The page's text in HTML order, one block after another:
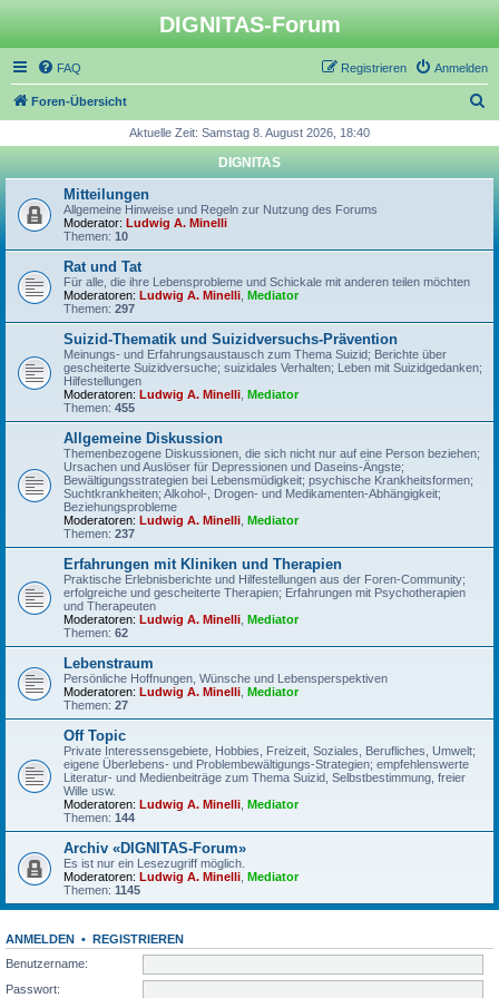
DIGNITAS-Forum
FAQ Anmelden
Registrieren
Foren-Übersicht
h
Aktuelle Zeit: Samstag 8. August 2026, 18:40
DIGNITAS
Mitteilungen
Allgemeine Hinweise und Regeln zur Nutzung des Forums
Moderator: Ludwig A. Minelli
Themen: 10
Rat und Tat
Für alle, die ihre Lebensprobleme und Schickale mit anderen teilen möchten
Moderatoren: Ludwig A. Minelli Mediator
Themen: 297
Suizid-Thematik und Suizidversuchs-Prävention
Meinungs- und Erfahrungsaustausch zum Thema Suizid; Berichte über
gescheiterte Suizidversuche; suizidales Verhalten; Leben mit Suizidgedanken;
Hilfestellungen
Moderatoren: Ludwig A. Minelli Mediator
Themen: 455
Allgemeine Diskussion
Themenbezogene Diskussionen, die sich nicht nur auf eine Person beziehen;
Ursachen und Auslöser für Depressionen und Daseins-Ängste;
Bewältigungsstrategien bei Lebensmüdigkeit; psychische Krankheitsformen;
Suchtkrankheiten; Alkohol-, Drogen- und Medikamenten-Abhängigkeit;
Beziehungsprobleme
Moderatoren: Ludwig A. Minelli Mediator
Themen: 237
Erfahrungen mit Kliniken und Therapien
Praktische Erlebnisberichte und Hilfestellungen aus der Foren-Community;
erfolgreiche und gescheiterte Therapien; Erfahrungen mit Psychotherapien
und Therapeuten
Moderatoren: Ludwig A. Minelli Mediator
Themen: 62
Lebenstraum
Persönliche Hoffnungen, Wünsche und Lebensperspektiven
Moderatoren: Ludwig A. Minelli Mediator
Themen: 27
Off Topic
Private Interessensgebiete, Hobbies, Freizeit, Soziales, Berufliches, Umwelt;
eigene Überlebens- und Problembewältigungs-Strategien; empfehlenswerte
Literatur- und Medienbeiträge zum Thema Suizid, Selbstbestimmung, freier
Wille usw.
Moderatoren: Ludwig A. Minelli Mediator
Themen: 144
Archiv «DIGNITAS-Forum»
Es ist nur ein Lesezugriff möglich.
Moderatoren: Ludwig A. Minelli Mediator
Themen: 1145
ANMELDEN • REGISTRIEREN
Benutzername:
Passwort: